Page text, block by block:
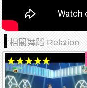
相關舞蹈 Relation
★★★★★